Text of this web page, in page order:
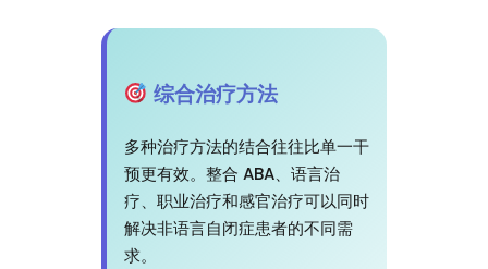
综合治疗方法
多种治疗方法的结合往往比单一干
预更有效。整合 ABA、语言治
疗、职业治疗和感官治疗可以同时
解决非语言自闭症患者的不同需
求。